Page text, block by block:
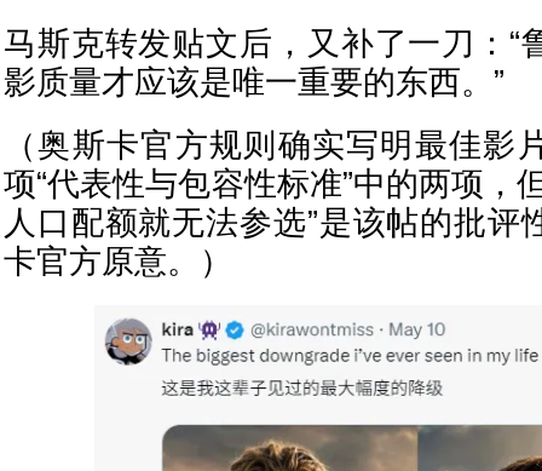
马斯克转发贴文后，又补了一刀：“
影质量才应该是唯一重要的东西。”
（奥斯卡官方规则确实写明最佳影
项“代表性与包容性标准”中的两项，
人口配额就无法参选”是该帖的批评
卡官方原意。）